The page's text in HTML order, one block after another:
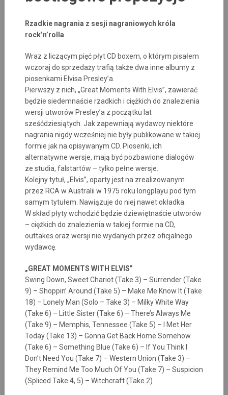
Rzadkie nagrania z sesji nagraniowych króla
rock’n’rolla
Wraz z liczącym pięć płyt CD boxem, o którym pisałem
wczoraj do sprzedaży trafią także dwa inne albumy z
piosenkami Elvisa Presley’a.
Pierwszy z nich, „Great Moments With Elvis”, zawierać
będzie siedemnaście rzadkich i ciężkich do znalezienia
wersji utworów Presley’a z początku lat
sześćdziesiątych. Jak zapewniają wydawcy niektóre
nagrania nigdy wcześniej nie były publikowane w takiej
formie jak na opisywanym CD. Piosenki, ich
alternatywne wersje, mają być pozbawione dialogów
ze studia, falstartów – tylko pełne wersje.
Kolejny tytuł, „Elvis”, oparty jest na zrealizowanym
przez RCA w Australii w 1975 roku longplayu pod tym
samym tytułem. Nawiązuje do niej nawet okładka.
W skład płyty wchodzić będzie dziewiętnaście utworów
– ciężkich do znalezienia w takiej formie na CD,
outtakes oraz wersji nie wydanych przez oficjalnego
wydawcę.
„GREAT MOMENTS WITH ELVIS”
Swing Down, Sweet Chariot (Take 3) – Surrender (Take
9) – Shoppin’ Around (Take 5) – Make Me Know It (Take
18) – Lonely Man (Solo – Take 3) – Milky White Way
(Take 6) – Little Sister (Take 6) – There’s Always Me
(Take 9) – Memphis, Tennessee (Take 5) – I Met Her
Today (Take 13) – Gonna Get Back Home Somehow
(Take 6) – Something Blue (Take 6) – If You Think I
Don’t Need You (Take 7) – Western Union (Take 3) –
They Remind Me Too Much Of You (Take 7) – Suspicion
(Spliced Take 4, 5) – Witchcraft (Take 2)